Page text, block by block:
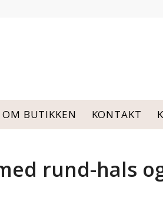
OM BUTIKKEN KONTAKT
rund-hals